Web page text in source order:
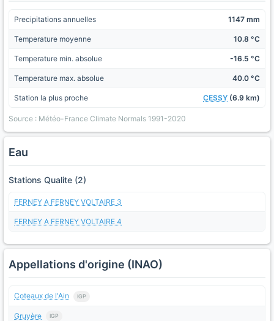
Precipitations annuelles 1147 mm
Temperature moyenne 10.8 °C
Temperature min. absolue -16.5 °C
Temperature max. absolue 40.0 °C
Station la plus proche CESSY (6.9 km)
Source : Météo-France Climate Normals 1991-2020
Eau
Stations Qualite (2)
FERNEY A FERNEY VOLTAIRE 3
FERNEY A FERNEY VOLTAIRE 4
Appellations d'origine (INAO)
Coteaux de l'Ain IGP
Gruyère IGP